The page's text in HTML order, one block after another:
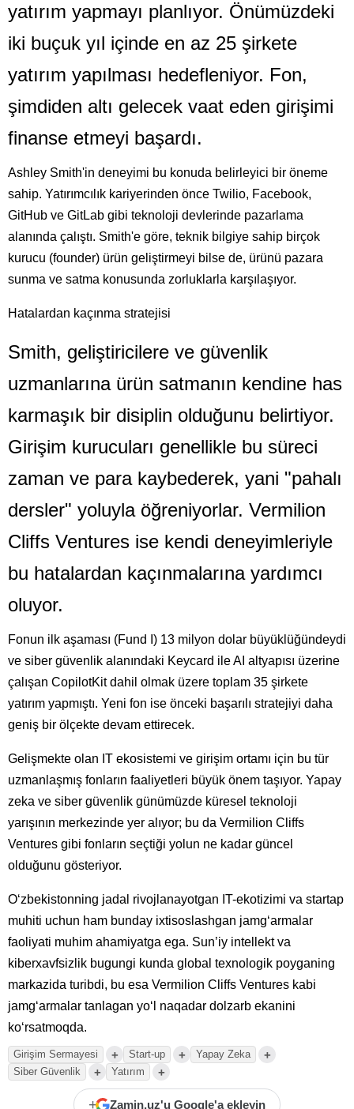
yatırım yapmayı planlıyor. Önümüzdeki
iki buçuk yıl içinde en az 25 şirkete
yatırım yapılması hedefleniyor. Fon,
şimdiden altı gelecek vaat eden girişimi
finanse etmeyi başardı.
Ashley Smith'in deneyimi bu konuda belirleyici bir öneme
sahip. Yatırımcılık kariyerinden önce Twilio, Facebook,
GitHub ve GitLab gibi teknoloji devlerinde pazarlama
alanında çalıştı. Smith'e göre, teknik bilgiye sahip birçok
kurucu (founder) ürün geliştirmeyi bilse de, ürünü pazara
sunma ve satma konusunda zorluklarla karşılaşıyor.
Hatalardan kaçınma stratejisi
Smith, geliştiricilere ve güvenlik
uzmanlarına ürün satmanın kendine has
karmaşık bir disiplin olduğunu belirtiyor.
Girişim kurucuları genellikle bu süreci
zaman ve para kaybederek, yani "pahalı
dersler" yoluyla öğreniyorlar. Vermilion
Cliffs Ventures ise kendi deneyimleriyle
bu hatalardan kaçınmalarına yardımcı
oluyor.
Fonun ilk aşaması (Fund I) 13 milyon dolar büyüklüğündeydi
ve siber güvenlik alanındaki Keycard ile AI altyapısı üzerine
çalışan CopilotKit dahil olmak üzere toplam 35 şirkete
yatırım yapmıştı. Yeni fon ise önceki başarılı stratejiyi daha
geniş bir ölçekte devam ettirecek.
Gelişmekte olan IT ekosistemi ve girişim ortamı için bu tür
uzmanlaşmış fonların faaliyetleri büyük önem taşıyor. Yapay
zeka ve siber güvenlik günümüzde küresel teknoloji
yarışının merkezinde yer alıyor; bu da Vermilion Cliffs
Ventures gibi fonların seçtiği yolun ne kadar güncel
olduğunu gösteriyor.
Oʻzbekistonning jadal rivojlanayotgan IT-ekotizimi va startap
muhiti uchun ham bunday ixtisoslashgan jamgʻarmalar
faoliyati muhim ahamiyatga ega. Sunʼiy intellekt va
kiberxavfsizlik bugungi kunda global texnologik poyganing
markazida turibdi, bu esa Vermilion Cliffs Ventures kabi
jamgʻarmalar tanlagan yoʻl naqadar dolzarb ekanini
koʻrsatmoqda.
Girişim Sermayesi + Start-up + Yapay Zeka +
Siber Güvenlik + Yatırım +
+ Zamin.uz'u Google'a ekleyin